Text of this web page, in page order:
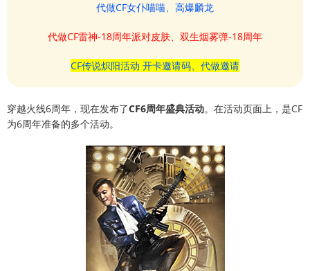
代做CF女仆喵喵、高爆麟龙
代做CF雷神-18周年派对皮肤、双生烟雾弹-18周年
CF传说炽阳活动 开卡邀请码、代做邀请
穿越火线6周年，现在发布了CF6周年盛典活动。在活动页面上，是CF
为6周年准备的多个活动。